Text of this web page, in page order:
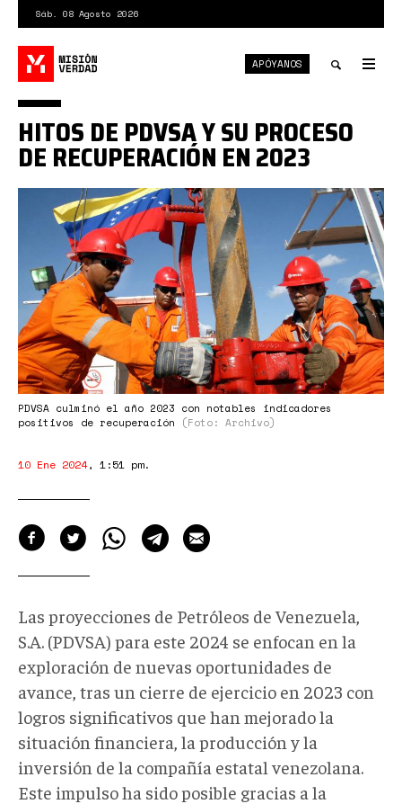
contenido
principal
Sáb. 08 Agosto 2026
search
APÓYANOS
pdvsa.jpg
PDVSA culminó el año 2023 con notables indicadores
positivos de recuperación
(Foto: Archivo)
HITOS DE PDVSA Y SU PROCESO
DE RECUPERACIÓN EN 2023
10 Ene 2024, 1:51 pm.
Las proyecciones de Petróleos de Venezuela,
S.A. (PDVSA) para este 2024 se enfocan en la
exploración de nuevas oportunidades de
avance, tras un cierre de ejercicio en 2023 con
logros significativos que han mejorado la
situación financiera, la producción y la
inversión de la compañía estatal venezolana.
Este impulso ha sido posible gracias a la